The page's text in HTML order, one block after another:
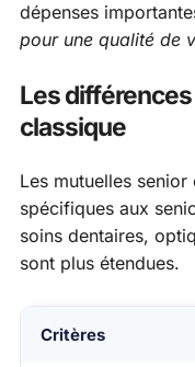
dépenses
pour une qualité de
Les
classique
Les mutuelles
spécifiques aux
soins dentaires,
sont plus étendues.
Critères